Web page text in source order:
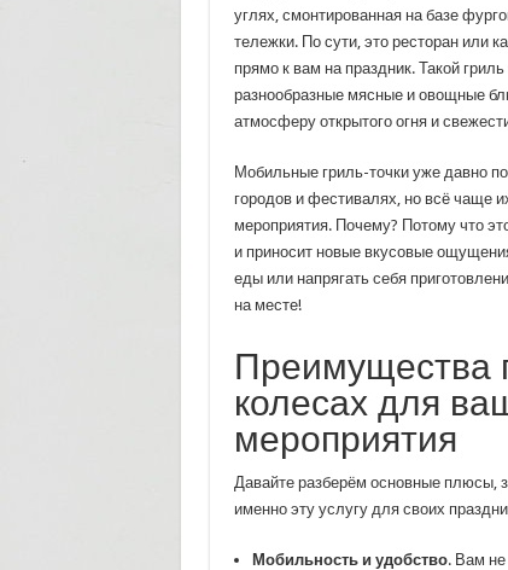
углях, смонтированная на базе
тележки. По сути, это ресторан или
прямо к вам на праздник. Такой гриль
разнообразные мясные и овощные
атмосферу открытого огня и
Мобильные гриль-точки уже давно
городов и фестивалях, но всё чаще
мероприятия. Почему? Потому что
и приносит новые вкусовые
еды или напрягать себя
на месте!
Преимущества
колесах для
мероприятия
Давайте разберём основные плюсы,
именно эту услугу для своих
Мобильность и удобство. Вам не